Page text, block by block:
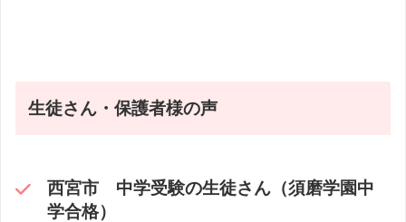
生徒さん・保護者様の声
西宮市 中学受験の生徒さん（須磨学園中
学合格）